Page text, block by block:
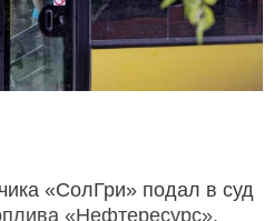
«СолГри» подал в суд
«Нефтересурс».